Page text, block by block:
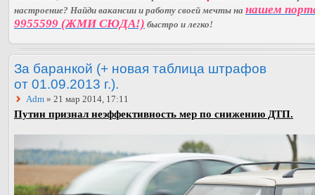
настроение? Найди вакансии и работу своей мечты на нашем
9955599 (ЖМИ СЮДА!) быстро и легко!
За баранкой (+ новая таблица штрафов
от 01.09.2013 г.).
Adm » 21 мар 2014, 17:11
Путин признал неэффективность мер по снижению ДТП.